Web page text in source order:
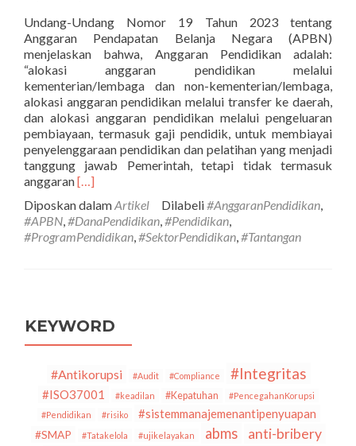
Undang-Undang Nomor 19 Tahun 2023 tentang
Anggaran Pendapatan Belanja Negara (APBN)
menjelaskan bahwa, Anggaran Pendidikan adalah:
“alokasi anggaran pendidikan melalui
kementerian/lembaga dan non-kementerian/lembaga,
alokasi anggaran pendidikan melalui transfer ke daerah,
dan alokasi anggaran pendidikan melalui pengeluaran
pembiayaan, termasuk gaji pendidik, untuk membiayai
penyelenggaraan pendidikan dan pelatihan yang menjadi
tanggung jawab Pemerintah, tetapi tidak termasuk
anggaranSelengkapnya
APBN
untuk
Pendidikan
Pendidikan
Perubahan
Besar.
Apa
yang
terjadi?
[…]
Diposkan dalamArtikel Dilabeli#AnggaranPendidikan,
#APBN,#DanaPendidikan,#Pendidikan,
#ProgramPendidikan,#SektorPendidikan,#Tantangan
KEYWORD
#Antikorupsi #Audit #Compliance #Integritas
#ISO37001 #keadilan #Kepatuhan
#PencegahanKorupsi
#Pendidikan
#risiko #sistemmanajemenantipenyuapan
#SMAP #Tatakelola #ujikelayakan abms anti-bribery